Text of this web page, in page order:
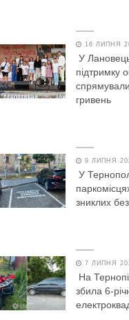
16 ЛИПНЯ
У
підтримку
гривень
9 ЛИПНЯ
У
зниклих
7 ЛИПНЯ
На
збила 6-